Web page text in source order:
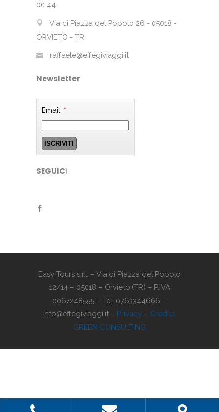
00 44
Via di Piazza del Popolo 26 - 05018 -
ORVIETO - TR
raffaele@effegiviaggi.it
Newsletter
Email: *
SEGUICI
Easy Tours s.r.l. – Via di Piazza del Popolo
12/14 – 05018 – Orvieto (TR) – P.IVA
0067248555 – Tel. 0763344666 –
info@effegiviaggi.it – Privacy – Credits:
GREEN CONSULTING